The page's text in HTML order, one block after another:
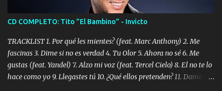
CD COMPLETO: Tito ”El Bambino” - Invicto
TRACKLIST 1. Por qué les mientes? (feat. Marc Anthony) 2. Me
fascinas 3. Dime si no es verdad 4. Tu Olor 5. Ahora no sé 6. Me
gustas (feat. Yandel) 7. Alzo mi voz (feat. Tercel Cielo) 8. El no te lo
hace como yo 9. Llegastes tú 10. ¿Qué ellos pretenden? 11. Dame la